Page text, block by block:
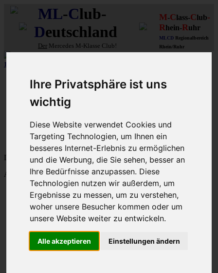
Ihre Privatsphäre ist uns
wichtig
Diese Website verwendet Cookies und
Targeting Technologien, um Ihnen ein
besseres Internet-Erlebnis zu ermöglichen
und die Werbung, die Sie sehen, besser an
Ihre Bedürfnisse anzupassen. Diese
Technologien nutzen wir außerdem, um
Ergebnisse zu messen, um zu verstehen,
woher unsere Besucher kommen oder um
unsere Website weiter zu entwickeln.
Alle akzeptieren Einstellungen ändern
ML-Club-
Deutschland
Der Mercedes M-Klasse Club!
M-Class-Club-
Rhein-Ruhr
MLCD Regionalbereich
Rhein/Ruhr
12 aus mehr als 170
Schnellzugriff
Ungelesene
MLCD-Ausstellung
FAQ
MLCD-Seiten
MLCD-Foren-Übersicht
Dein letzter Besuch: 9. Aug 2026, 12:15
Aktuelle Zeit: 9. Aug 2026, 12:15
M-Klasse-Foren W163 W164 W166 V167
Themen
Beiträge
Letzter Beitrag
von & für M-Klasse- und MLCD-Interessierte
Unterforen: